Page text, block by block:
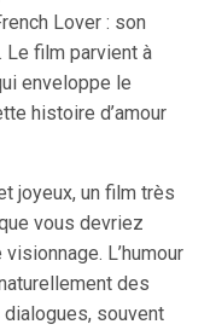
Lover : son
Le film parvient à
enveloppe le
histoire d’amour
joyeux, un film très
vous devriez
L’humour
des
souvent